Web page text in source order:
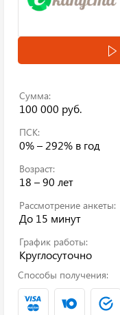
Сумма:
100 000 руб.
ПСК:
0% – 292% в год
Возраст:
18 – 90 лет
Рассмотрение анкеты:
До 15 минут
График работы:
Круглосуточно
Способы получения: